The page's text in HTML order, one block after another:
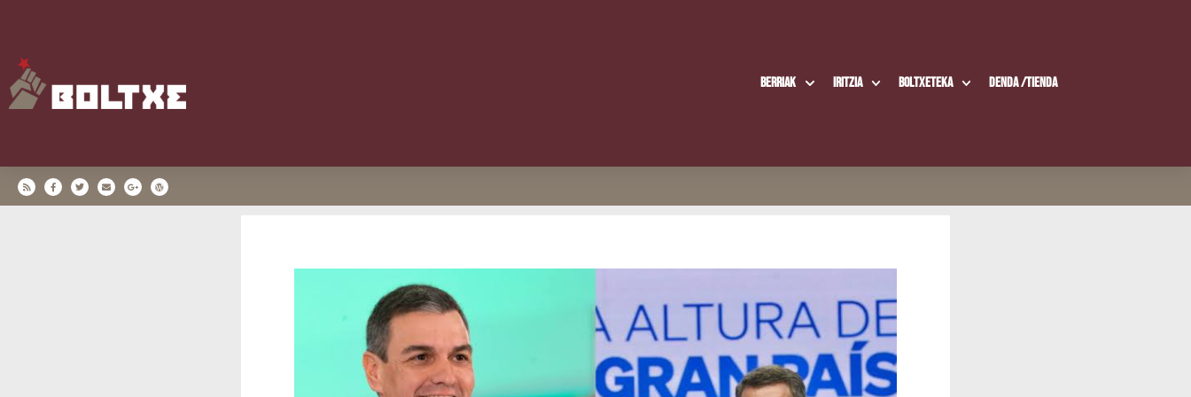
Berriak Iritzia Boltxe­te­ka Den­da /​Tien­da